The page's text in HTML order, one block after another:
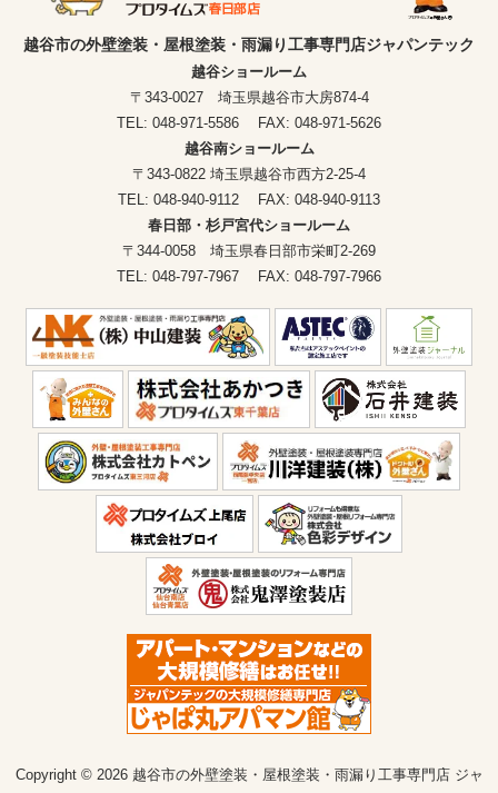
越谷市の外壁塗装・屋根塗装・雨漏り工事専門店ジャパンテック
越谷ショールーム
〒343-0027 埼玉県越谷市大房874-4
TEL: 048-971-5586 FAX: 048-971-5626
越谷南ショールーム
〒343-0822 埼玉県越谷市西方2-25-4
TEL: 048-940-9112 FAX: 048-940-9113
春日部・杉戸宮代ショールーム
〒344-0058 埼玉県春日部市栄町2-269
TEL: 048-797-7967 FAX: 048-797-7966
Copyright © 2026 越谷市の外壁塗装・屋根塗装・雨漏り工事専門店 ジャ